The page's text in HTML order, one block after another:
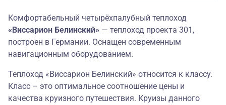
Комфортабельный четырёхпалубный теплоход
«Виссарион Белинский» — теплоход проекта 301,
построен в Германии. Оснащен современным
навигационным оборудованием.
Теплоход «Виссарион Белинский» относится к классу.
Класс – это оптимальное соотношение цены и
качества круизного путешествия. Круизы данного